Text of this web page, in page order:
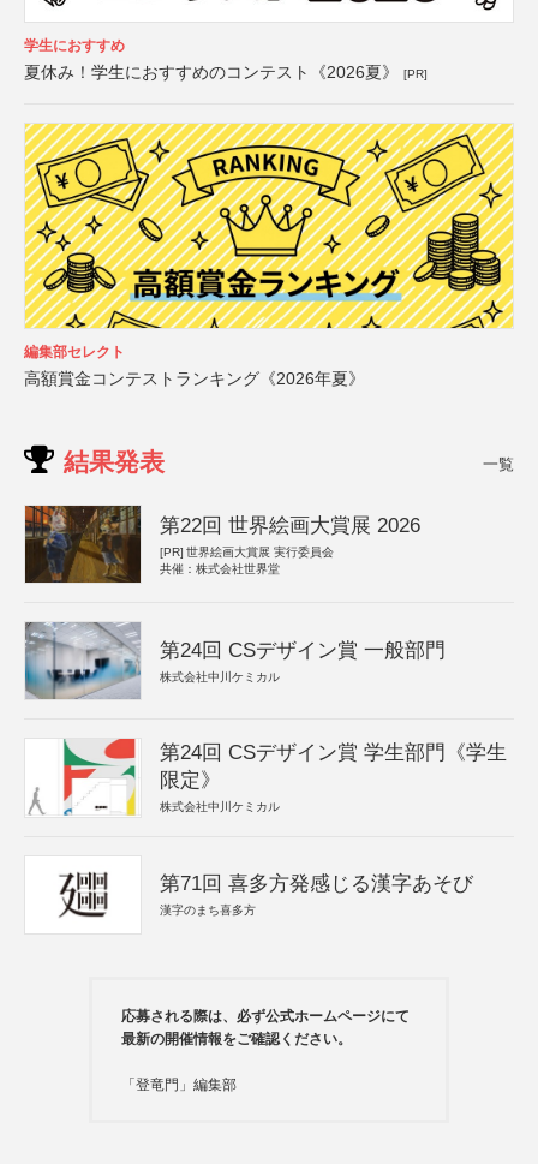
学生におすすめ
夏休み！学生におすすめのコンテスト《2026夏》 [PR]
編集部セレクト
高額賞金コンテストランキング《2026年夏》
結果発表 一覧
第22回 世界絵画大賞展 2026
[PR] 世界絵画大賞展 実行委員会
共催：株式会社世界堂
第24回 CSデザイン賞 一般部門
株式会社中川ケミカル
第24回 CSデザイン賞 学生部門《学生
限定》
株式会社中川ケミカル
第71回 喜多方発感じる漢字あそび
漢字のまち喜多方
応募される際は、必ず公式ホームページにて
最新の開催情報をご確認ください。
「登竜門」編集部